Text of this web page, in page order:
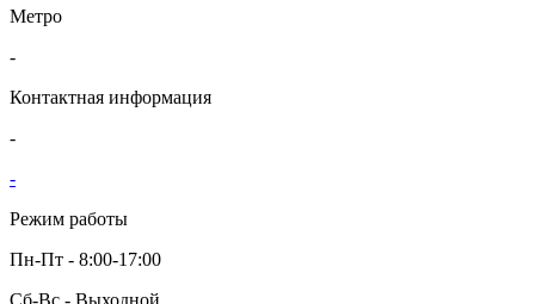
Метро
-
Контактная информация
-
-
Режим работы
Пн-Пт - 8:00-17:00
Сб-Вс - Выходной